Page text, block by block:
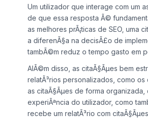
Um utilizador que interage com um
de que essa resposta Ã©
as melhores prÃ¡ticas de SEO,
a diferenÃ§a na decisÃ£o de
tambÃ©m reduz o tempo gasto em
AlÃ©m disso, as citaÃ§Ãµes bem
relatÃ³rios personalizados, como
as citaÃ§Ãµes de forma
experiÃªncia do utilizador, como
recebe um relatÃ³rio com